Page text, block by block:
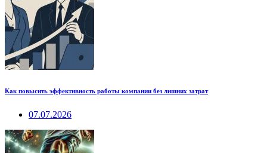
Как повысить эффективность работы компании без лишних затрат
07.07.2026